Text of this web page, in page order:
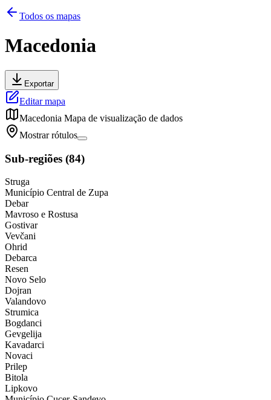
Todos os mapas
Macedonia
Exportar
Editar mapa
Macedonia Mapa de visualização de dados
Mostrar rótulos
Sub-regiões (84)
Struga
Município Central de Zupa
Debar
Mavroso e Rostusa
Gostivar
Vevčani
Ohrid
Debarca
Resen
Novo Selo
Dojran
Valandovo
Strumica
Bogdanci
Gevgelija
Kavadarci
Novaci
Prilep
Bitola
Lipkovo